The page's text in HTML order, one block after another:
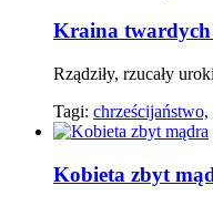
Kraina
Rządziły, rzucały
Tagi: chrześcijaństwo,
Kobieta zbyt